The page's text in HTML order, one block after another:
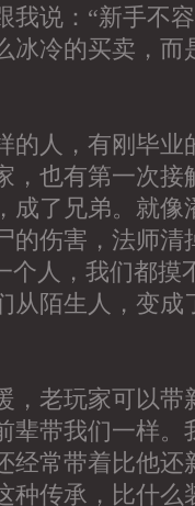
我说：“新手不
冰冷的买卖，而
的人，有刚毕业
，也有第一次接
成了兄弟。就像
的伤害，法师清
个人，我们都摸
从陌生人，变成
，老玩家可以带
辈带我们一样。
经常带着比他还
种传承，比什么